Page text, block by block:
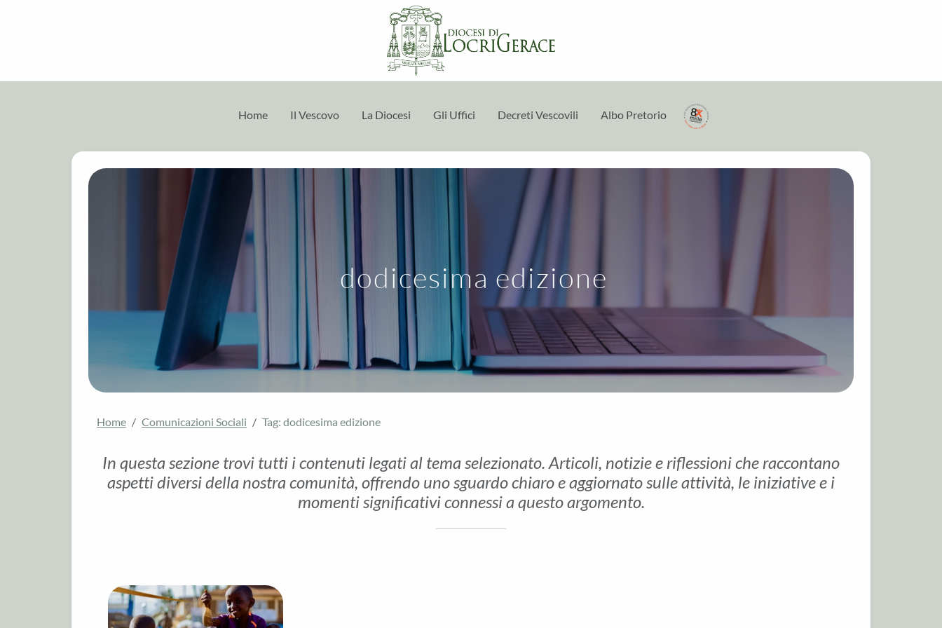
Home Il Vescovo La Diocesi Gli Uffici Decreti Vescovili Albo Pretorio
dodicesima edizione
Home Comunicazioni Sociali Tag: dodicesima edizione
In questa sezione trovi tutti i contenuti legati al tema selezionato. Articoli, notizie e riflessioni che raccontano
aspetti diversi della nostra comunità, offrendo uno sguardo chiaro e aggiornato sulle attività, le iniziative e i
momenti significativi connessi a questo argomento.